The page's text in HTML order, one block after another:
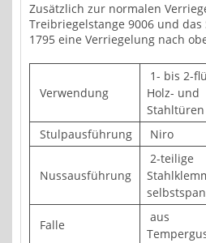
Zusätzlich zur normalen
Treibriegelstange 9006 und
1795 eine Verriegelung nach
Verwendung
1- bis 2-
Holz- und
Stahltüren
Stulpausführung
Niro
Nussausführung
2-teilige
Falle
aus